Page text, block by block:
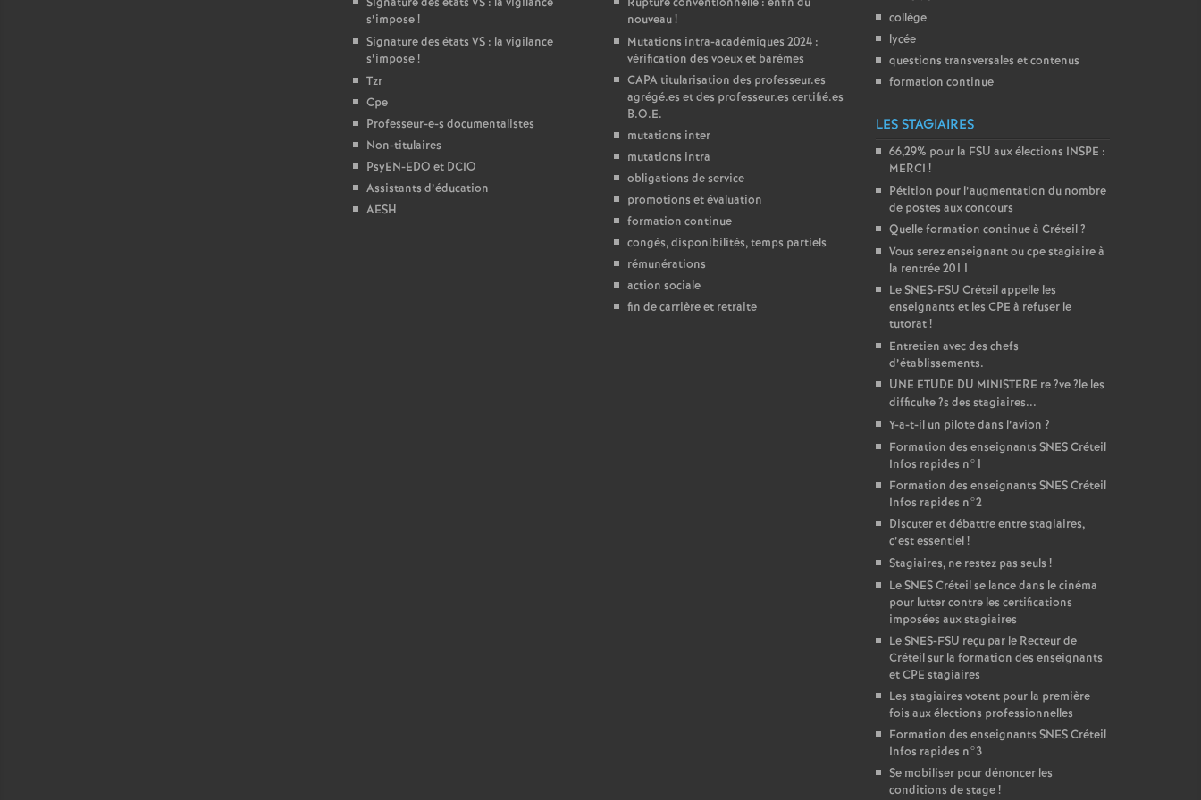
T
o
u
r
s
s’impose!
Signature des états VS: la vigilance
s’impose!
Tzr
Cpe
Professeur-e-s documentalistes
Non-titulaires
PsyEN-EDO et DCIO
Assistants d’éducation
AESH
nouveau!
Mutations intra-académiques 2024 :
vérification des voeux et barèmes
CAPAtitularisation des professeur.es
agrégé.es et des professeur.es certifié.es
B.O.E.
mutations inter
mutations intra
obligations de service
promotions et évaluation
formation continue
congés, disponibilités, temps partiels
rémunérations
action sociale
fin de carrière et retraite
collège
lycée
questions transversales et contenus
formation continue
LES STAGIAIRES
66,29% pour la FSU aux élections INSPE :
MERCI !
Pétition pour l’augmentation du nombre
de postes aux concours
Quelle formation continue à Créteil?
Vous serez enseignant ou cpe stagiaire à
la rentrée 2011
LeSNES-FSU Créteil appelle les
enseignants et les CPE à refuser le
tutorat!
Entretien avec des chefs
d’établissements.
UNE ETUDE DU MINISTERE re?ve?le les
difficulte?s des stagiaires...
Y-a-t-il un pilote dans l’avion ?
Formation des enseignants SNESCréteil
Infos rapides n°1
Formation des enseignants SNESCréteil
Infos rapides n°2
Discuter et débattre entre stagiaires,
c’est essentiel!
Stagiaires, ne restez pas seuls !
LeSNESCréteil se lance dans le cinéma
pour lutter contre les certifications
imposées aux stagiaires
LeSNES-FSU reçu par le Recteur de
Créteil sur la formation des enseignants
etCPE stagiaires
Les stagiaires votent pour la première
fois aux élections professionnelles
Formation des enseignants SNESCréteil
Infos rapides n°3
Se mobiliser pour dénoncer les
conditions de stage!